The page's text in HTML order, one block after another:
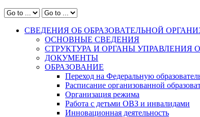
СВЕДЕНИЯ ОБ ОБРАЗОВАТЕЛЬНОЙ
ОСНОВНЫЕ СВЕДЕНИЯ
СТРУКТУРА И ОРГАНЫ УПРАВЛЕНИЯ
ДОКУМЕНТЫ
ОБРАЗОВАНИЕ
Переход на Федеральную
Расписание организованной
Организация режима
Работа с детьми ОВЗ и инвалидами
Инновационная деятельность